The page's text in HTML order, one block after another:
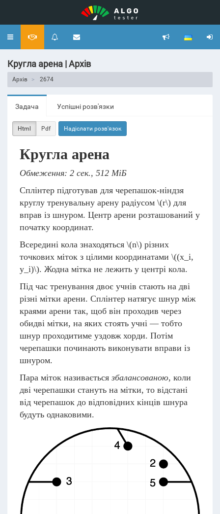
Toggle
Кругла арена | Архів
Архів 2674
Задача Успішні розв'язки
Html Pdf Надіслати розв'язок
Кругла арена
Обмеження: 2 сек., 512 МіБ
Сплінтер підготував для черепашок-ніндзя
круглу тренувальну арену радіусом \(r\) для
вправ із шнуром. Центр арени розташований у
початку координат.
Всередині кола знаходяться \(n\) різних
точкових міток з цілими координатами \((x_i,
y_i)\). Жодна мітка не лежить у центрі кола.
Під час тренування двоє учнів стають на дві
різні мітки арени. Сплінтер натягує шнур між
краями арени так, щоб він проходив через
обидві мітки, на яких стоять учні — тобто
шнур проходитиме уздовж хорди. Потім
черепашки починають виконувати вправи із
шнуром.
Пара міток називається збалансованою, коли
дві черепашки стануть на мітки, то відстані
від черепашок до відповідних кінців шнура
будуть однаковими.